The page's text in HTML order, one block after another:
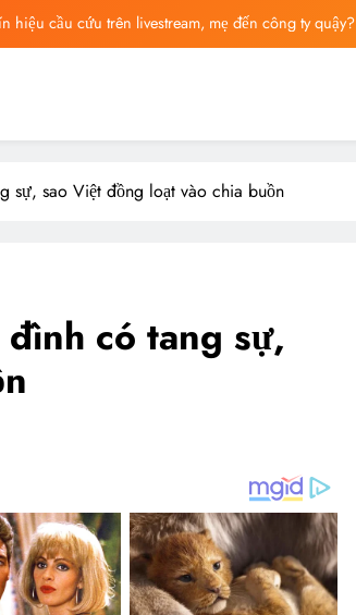
cùng của Vu Mông Lung, vừa đau xót vừa phẫn nộ
cùng của Vu Mông Lung, vừa đau xót vừa phẫn nộ
sao Việt đồng loạt vào chia buồn
có tang sự,